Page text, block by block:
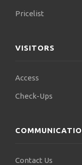
Pricelist
VISITORS
Access
Check-Ups
Contact Us